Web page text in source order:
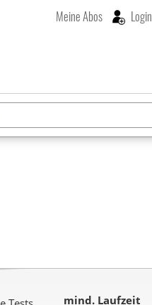
Meine Abos Login
mind. Laufzeit